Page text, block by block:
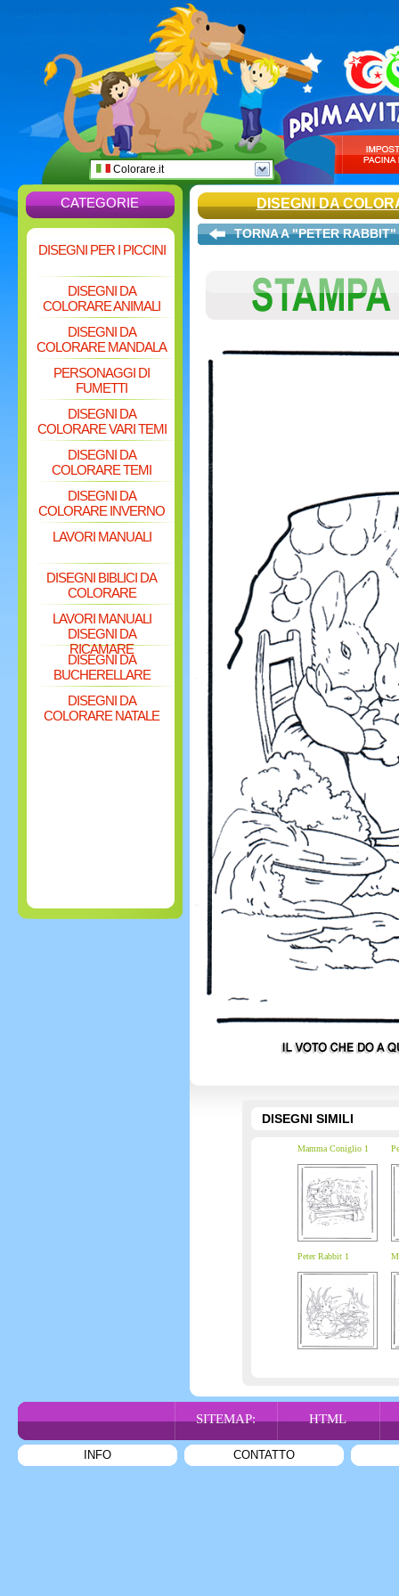
Colorare.it
CATEGORIE
DISEGNI PER I PICCINI
DISEGNI DA
COLORARE ANIMALI
DISEGNI DA
COLORARE MANDALA
PERSONAGGI DI
FUMETTI
DISEGNI DA
COLORARE VARI TEMI
DISEGNI DA
COLORARE TEMI
DISEGNI DA
COLORARE INVERNO
LAVORI MANUALI
DISEGNI BIBLICI DA
COLORARE
LAVORI MANUALI
DISEGNI DA
RICAMARE
DISEGNI DA
BUCHERELLARE
DISEGNI DA
COLORARE NATALE
DISEGNI DA
TORNA A "PETER RABBIT"
DISEGNI SIMILI
Mamma Coniglio 1
Peter Rabbit 1
SITEMAP: HTML
INFO CONTATTO